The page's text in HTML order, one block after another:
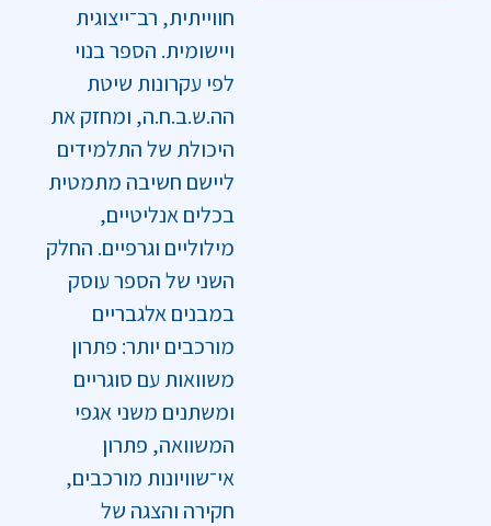
חווייתית, רב־ייצוגית
ויישומית. הספר בנוי
לפי עקרונות שיטת
הה.ש.ב.ח.ה, ומחזק את
היכולת של התלמידים
ליישם חשיבה מתמטית
בכלים אנליטיים,
מילוליים וגרפיים. החלק
השני של הספר עוסק
במבנים אלגבריים
מורכבים יותר: פתרון
משוואות עם סוגריים
ומשתנים משני אגפי
המשוואה, פתרון
אי־שוויונות מורכבים,
חקירה והצגה של